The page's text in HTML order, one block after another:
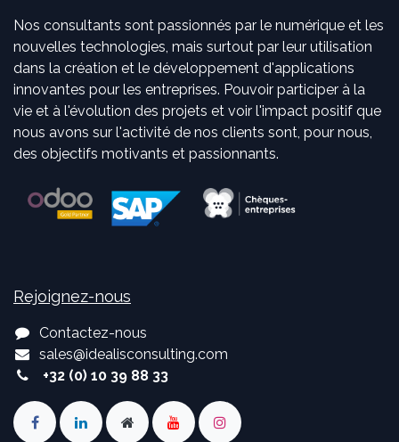
Nos consultants sont passionnés par le numérique et les
nouvelles technologies, mais surtout par leur utilisation
dans la création et le développement d'applications
innovantes pour les entreprises. Pouvoir participer à la
vie et à l'évolution des projets et voir l'impact positif que
nous avons sur l'activité de nos clients sont, pour nous,
des objectifs motivants et passionnants.
Rejoignez-nous
Contactez-nous
sales@idealisconsulting.com
+32 (0) 10 39 88 33